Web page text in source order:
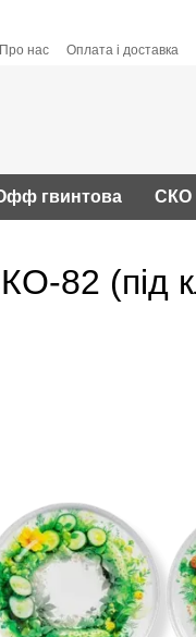
Про нас Оплата і доставка
гвинтова СКО
82 (під